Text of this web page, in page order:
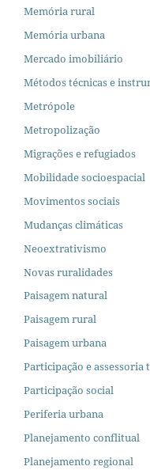
Memória rural
Memória urbana
Mercado imobiliário
Métodos técnicas e
Metrópole
Metropolização
Migrações e refugiados
Mobilidade socioespacial
Movimentos sociais
Mudanças climáticas
Neoextrativismo
Novas ruralidades
Paisagem natural
Paisagem rural
Paisagem urbana
Participação e assessoria
Participação social
Periferia urbana
Planejamento conflitual
Planejamento regional